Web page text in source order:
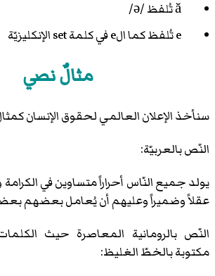
ă تُلفظ /ə/
e تُلفظ كما الe في كلمة set الإنكليزيّة
مثالٌ نصي
سنأخذ الإعلان العالمي لحقوق الإنسان
النّص بالعربيّة:
يولد جميع النّاس أحراراً متساوين في
عقلاً وضميراً وعليهم أن يُعامل بعضهم بعضاً
النّص بالرومانية المعاصرة حيث الكلمات
مكتوبة بالخطّ الغليظ: